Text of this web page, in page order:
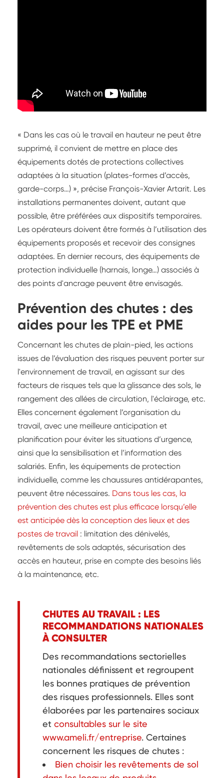
« Dans les cas où le travail en hauteur ne peut être
supprimé, il convient de mettre en place des
équipements dotés de protections collectives
adaptées à la situation (plates-formes d’accès,
garde-corps…) », précise François-Xavier Artarit. Les
installations permanentes doivent, autant que
possible, être préférées aux dispositifs temporaires.
Les opérateurs doivent être formés à l’utilisation des
équipements proposés et recevoir des consignes
adaptées. En dernier recours, des équipements de
protection individuelle (harnais, longe…) associés à
des points d'ancrage peuvent être envisagés.
Prévention des chutes : des
aides pour les TPE et PME
Concernant les chutes de plain-pied, les actions
issues de l’évaluation des risques peuvent porter sur
l'environnement de travail, en agissant sur des
facteurs de risques tels que la glissance des sols, le
rangement des allées de circulation, l'éclairage, etc.
Elles concernent également l’organisation du
travail, avec une meilleure anticipation et
planification pour éviter les situations d’urgence,
ainsi que la sensibilisation et l’information des
salariés. Enfin, les équipements de protection
individuelle, comme les chaussures antidérapantes,
peuvent être nécessaires. Dans tous les cas, la
prévention des chutes est plus efficace lorsqu’elle
est anticipée dès la conception des lieux et des
postes de travail : limitation des dénivelés,
revêtements de sols adaptés, sécurisation des
accès en hauteur, prise en compte des besoins liés
à la maintenance, etc.
CHUTES AU TRAVAIL : LES
RECOMMANDATIONS NATIONALES
À CONSULTER
Des recommandations sectorielles
nationales définissent et regroupent
les bonnes pratiques de prévention
des risques professionnels. Elles sont
élaborées par les partenaires sociaux
et consultables sur le site
www.ameli.fr/entreprise. Certaines
concernent les risques de chutes :
Bien choisir les revêtements de sol